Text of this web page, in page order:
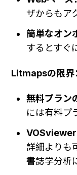
ザからもア
簡単なオン
するとすぐ
Litmapsの限界
無料プラン
には有料プ
VOSviewer
詳細よりも
書誌学分析